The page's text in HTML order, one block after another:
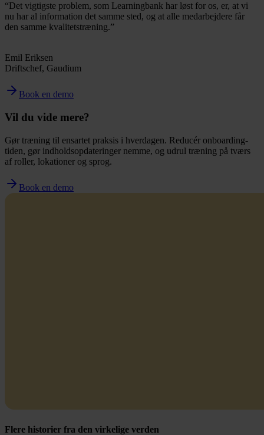
“Det vigtigste problem, som Learningbank har løst for os, er, at vi
nu har al information det samme sted, og at alle medarbejdere får
den samme kvalitetstræning.”
Emil Eriksen
Driftschef, Gaudium
Book en demo
Vil du vide mere?
Gør træning til ensartet praksis i hverdagen. Reducér onboarding-
tiden, gør indholdsopdateringer nemme, og udrul træning på tværs
af roller, lokationer og sprog.
Book en demo
Flere historier fra den virkelige verden